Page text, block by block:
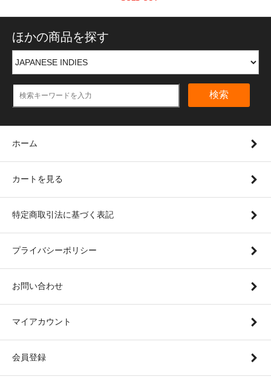
ほかの商品を探す
検索
ホーム
カートを見る
特定商取引法に基づく表記
プライバシーポリシー
お問い合わせ
マイアカウント
会員登録